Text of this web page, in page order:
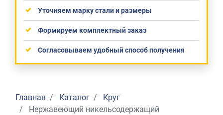
Уточняем марку стали и размеры
Формируем комплектный заказ
Согласовываем удобный способ получения
Главная Каталог
Круг
Нержавеющий никельсодержащий